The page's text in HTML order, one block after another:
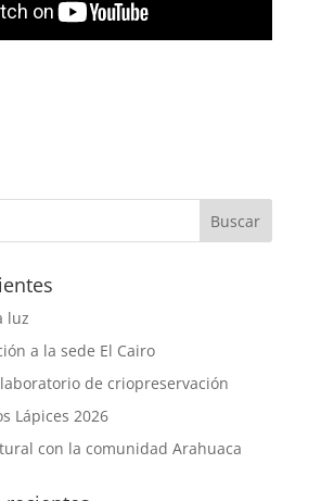
luz
a la sede El Cairo
de criopreservación
Lápices 2026
con la comunidad Arahuaca